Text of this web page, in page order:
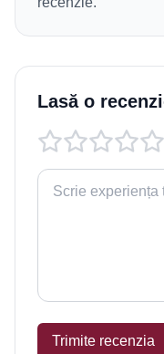
Lasă o
Trimite recenzia